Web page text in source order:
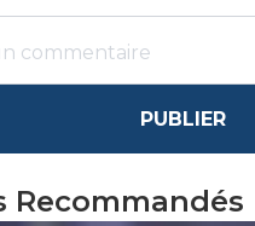
PUBLIER
Recommandés